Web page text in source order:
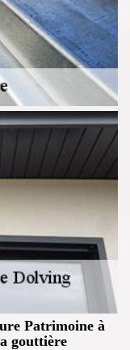
Patrimoine à
gouttière